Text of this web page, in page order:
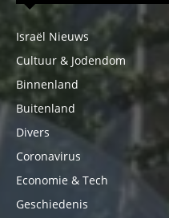
Israël Nieuws
Cultuur & Jodendom
Binnenland
Buitenland
Divers
Coronavirus
Economie & Tech
Geschiedenis